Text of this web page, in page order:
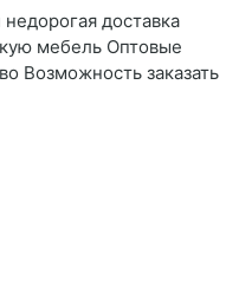
доставка
мебель Оптовые
Возможность заказать